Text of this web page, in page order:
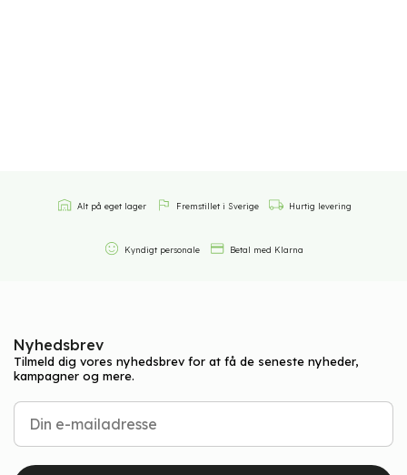
Alt på eget lager Fremstillet i Sverige Hurtig levering
Kyndigt personale Betal med Klarna
Nyhedsbrev
Tilmeld dig vores nyhedsbrev for at få de seneste nyheder,
kampagner og mere.